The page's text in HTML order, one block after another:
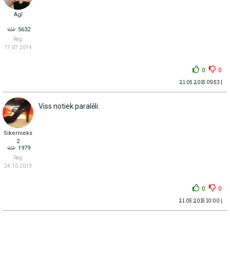
Agī
5632
Reģ:
17.07.2014
0 0
21.05.2015 09:53 |
Sikernieks
2
1979
Reģ:
24.10.2013
Viss notiek paralēli.
0 0
21.05.2015 10:00 |